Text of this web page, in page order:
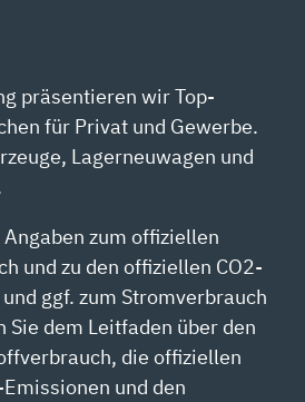
präsentieren wir Top-
für Privat und Gewerbe.
Lagerneuwagen und
zum offiziellen
und zu den offiziellen CO2-
ggf. zum Stromverbrauch
Sie dem Leitfaden über den
die offiziellen
und den